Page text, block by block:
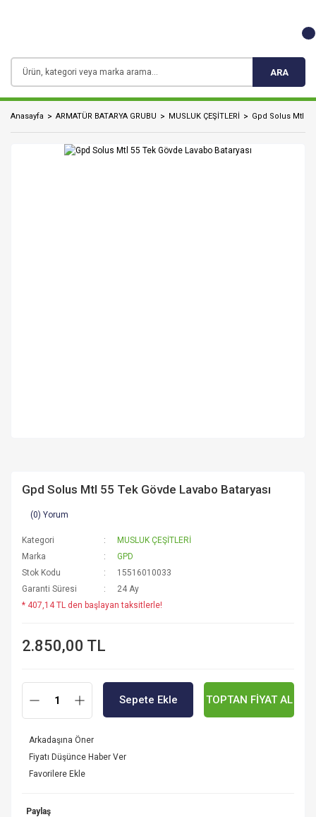
ARA
Anasayfa ARMATÜR BATARYA GRUBU MUSLUK ÇEŞİTLERİ Gpd Solus Mtl 55
Gpd Solus Mtl 55 Tek Gövde Lavabo Bataryası
(0) Yorum
Kategori
MUSLUK ÇEŞİTLERİ
Marka
GPD
Stok Kodu
15516010033
Garanti Süresi
24 Ay
* 407,14 TL den başlayan taksitlerle!
2.850,00 TL
Sepete Ekle TOPTAN FİYAT AL
Arkadaşına Öner
Fiyatı Düşünce Haber Ver
Paylaş